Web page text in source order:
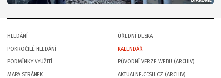
HLEDÁNÍ
POKROČILÉ HLEDÁNÍ
PODMÍNKY VYUŽITÍ
MAPA STRÁNEK
ÚŘEDNÍ DESKA
KALENDÁŘ
PŮVODNÍ VERZE WEBU (ARCHIV)
AKTUALNE.CCSH.CZ (ARCHIV)